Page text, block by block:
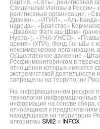
Свидетелей Иеговы в России»
религиозные организации,
Дивижн», «ИГИЛ», «Аль-
народа», «Братство»
«Джабхат Фатх аш-Шам»
Нусра»), «УНА-УНСО», «Правый
армия» (УПА). Фонд борьбы с
некоммерческие
Общественное движение
Росфинмониторингом в
отношении которых имеются
экстремистской
запрещены на территории
На информационном ресурсе
технологии (информационные
информации на основе сбора,
относящихся к предпочтениям
находящихся на территории
алгоритмы SMI2 и INFOX